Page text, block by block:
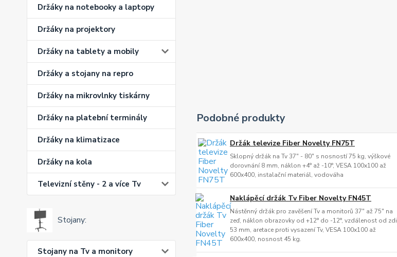
Držáky na notebooky a laptopy
Držáky na projektory
Držáky na tablety a mobily
Držáky a stojany na repro
Držáky na mikrovlnky tiskárny
Držáky na platební terminály
Držáky na klimatizace
Držáky na kola
Televizní stěny - 2 a více Tv
Stojany:
Stojany na Tv a monitory
Podobné produkty
Držák televize Fiber Novelty FN75T
Sklopný držák na Tv 37" - 80" s nosností 75 kg, výškové
dorovnání 8 mm, náklon +4° až -10°, VESA 100x100 až
600x400, instalační materiál, vodováha
Naklápěcí držák Tv Fiber Novelty FN45T
Nástěnný držák pro zavěšení Tv a monitorů 37" až 75" na
zeď, náklon obrazovky od +12° do -12°, vzdálenost od zdi
53 mm, aretace proti vysazení Tv, VESA 100x100 až
600x400, nosnost 45 kg.